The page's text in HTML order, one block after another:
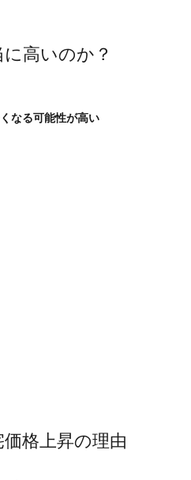
高いのか？
なる可能性が高い
格上昇の理由